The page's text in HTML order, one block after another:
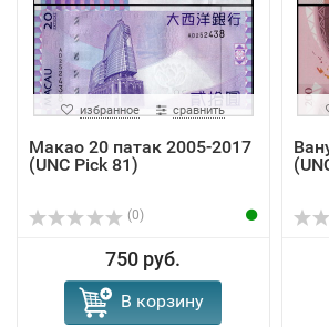
избранное сравнить
Макао 20 патак 2005-2017
(UNC Pick 81)
(0)
750 руб.
В корзину